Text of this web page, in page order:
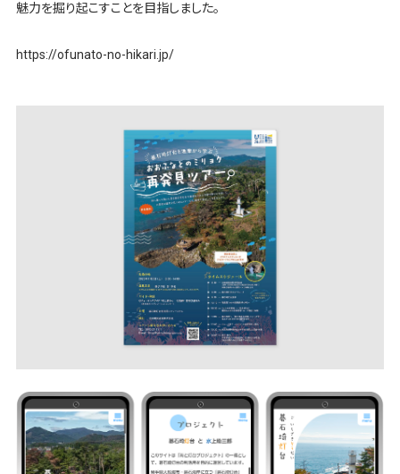
魅力を掘り起こすことを目指しました。
https://ofunato-no-hikari.jp/